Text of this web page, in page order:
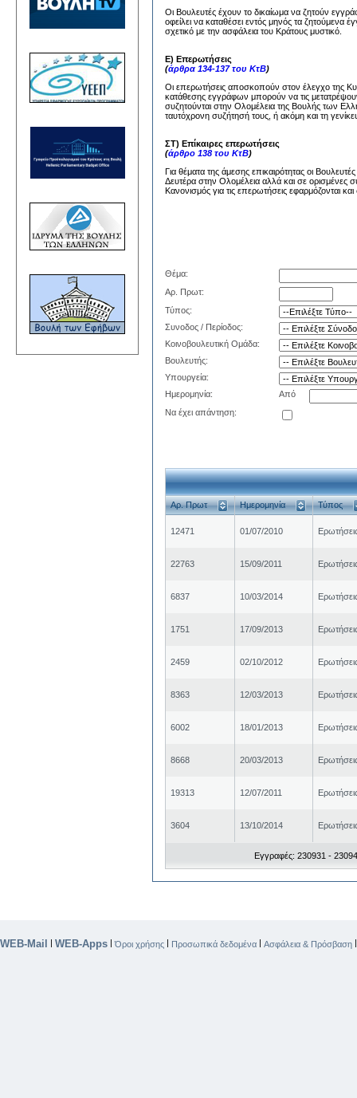
Οι Βουλευτές έχουν το δικαίωμα να ζητούν
οφείλει να καταθέσει εντός μηνός τα
σχετικό με την ασφάλεια του Κράτους μυστικό.
Ε) Επερωτήσεις
(άρθρα 134-137 του ΚτΒ)
Οι επερωτήσεις αποσκοπούν στον έλεγχο της
κατάθεσης εγγράφων μπορούν να τις
συζητούνται στην Ολομέλεια της Βουλής των
ταυτόχρονη συζήτησή τους, ή ακόμη και τη
ΣΤ) Επίκαιρες επερωτήσεις
(άρθρο 138 του ΚτΒ)
Για θέματα της άμεσης επικαιρότητας οι
Δευτέρα στην Ολομέλεια αλλά και σε ορισμένες
Κανονισμός για τις επερωτήσεις εφαρμόζονται
Θέμα:
Αρ. Πρωτ:
Τύπος:
Συνοδος / Περίοδος:
Κοινοβουλευτική Ομάδα:
Βουλευτής:
Υπουργεία:
Ημερομηνία:
Από
Να έχει απάντηση:
Αρ. Πρωτ Ημερομηνία Τύπος
12471 01/07/2010
22763 15/09/2011
6837 10/03/2014
1751 17/09/2013
2459 02/10/2012
8363 12/03/2013
6002 18/01/2013
8668 20/03/2013
19313 12/07/2011
3604 13/10/2014
Εγγραφές: 230931 -
WEB-Mail WEB-Apps |Όροι χρήσης Προσωπικά δεδομένα Ασφάλεια & Πρόσβαση